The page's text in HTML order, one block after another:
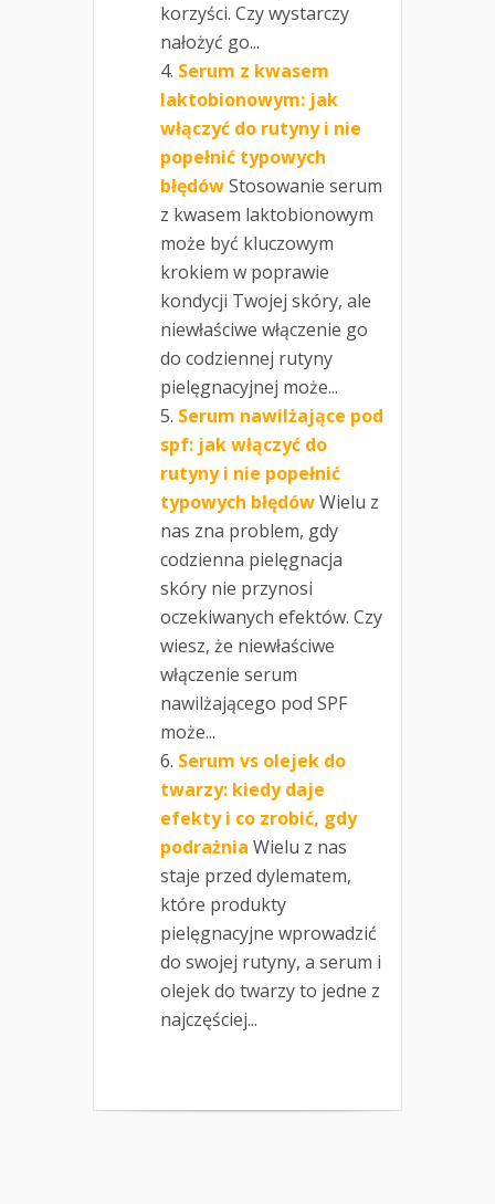
korzyści. Czy wystarczy
nałożyć go...
Serum z kwasem
laktobionowym: jak
włączyć do rutyny i nie
popełnić typowych
błędówStosowanie serum
z kwasem laktobionowym
może być kluczowym
krokiem w poprawie
kondycji Twojej skóry, ale
niewłaściwe włączenie go
do codziennej rutyny
pielęgnacyjnej może...
Serum nawilżające pod
spf: jak włączyć do
rutyny i nie popełnić
typowych błędówWielu z
nas zna problem, gdy
codzienna pielęgnacja
skóry nie przynosi
oczekiwanych efektów. Czy
wiesz, że niewłaściwe
włączenie serum
nawilżającego pod SPF
może...
Serum vs olejek do
twarzy: kiedy daje
efekty i co zrobić, gdy
podrażnia Wielu z nas
staje przed dylematem,
które produkty
pielęgnacyjne wprowadzić
do swojej rutyny, a serum i
olejek do twarzy to jedne z
najczęściej...